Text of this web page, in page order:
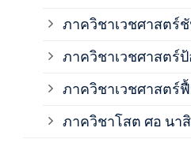
ภาควิชาเวชศาสตร์
ภาควิชาเวชศาสตร์
ภาควิชาเวชศาสตร์
ภาควิชาโสต ศอ นา